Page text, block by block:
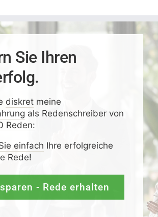
Sie Ihren
diskretmeine
als Redenschreiber von
Reden:
einfach Ihre erfolgreiche
Rede!
- Rede erhalten